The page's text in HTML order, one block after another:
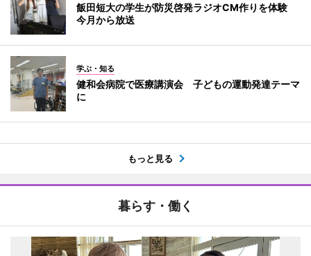
飯田短大の学生が防災啓発ラジオCM作りを体験
今月から放送
学ぶ・知る
健和会病院で医療講演会 子どもの運動発達テーマ
に
もっと見る
暮らす・働く